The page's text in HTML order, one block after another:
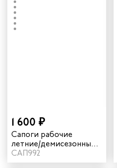
1 600 ₽
Сапоги рабочие
летние/демисезонные
"Трейсер" TR16 с КП/КС
цвет черный
САП992